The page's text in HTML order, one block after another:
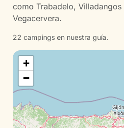
como Trabadelo,
Vegacervera.
22 campings en nuestra guía.
+
−